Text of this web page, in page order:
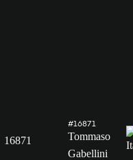
16871
#16871
Tommaso
Gabellini